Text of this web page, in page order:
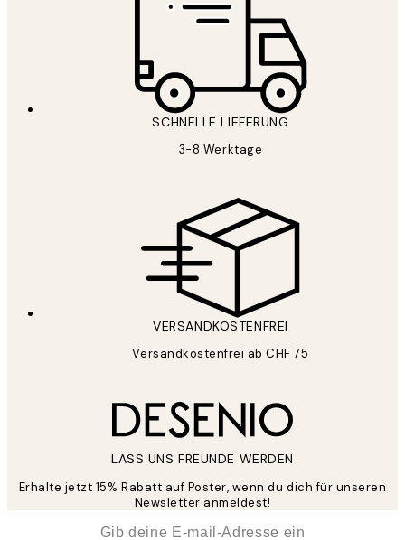
SCHNELLE LIEFERUNG
3-8 Werktage
VERSANDKOSTENFREI
Versandkostenfrei ab CHF 75
LASS UNS FREUNDE WERDEN
Erhalte jetzt 15% Rabatt auf Poster, wenn du dich für unseren
Newsletter anmeldest!